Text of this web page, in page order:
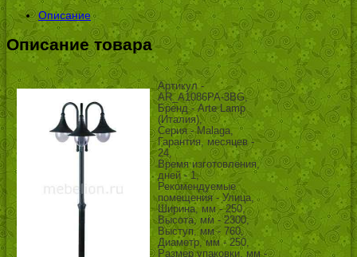
Описание
Описание товара
Артикул -
AR_A1086PA-3BG,
Бренд - Arte Lamp
(Италия),
Серия - Malaga,
Гарантия, месяцев -
24,
Время изготовления,
дней - 1,
Рекомендуемые
помещения - Улица,
Ширина, мм - 250,
Высота, мм - 2300,
Выступ, мм - 760,
Диаметр, мм - 250,
Размер упаковки, мм -